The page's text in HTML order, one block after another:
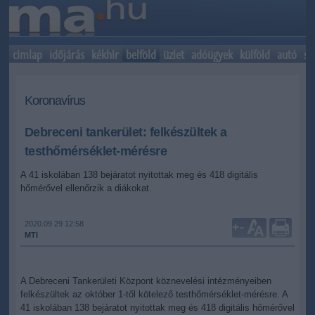
címlap időjárás kékhír belföld üzlet adóügyek külföld autó
Koronavírus
Debreceni tankerület: felkészültek a
testhőmérséklet-mérésre
A 41 iskolában 138 bejáratot nyitottak meg és 418 digitális
hőmérővel ellenőrzik a diákokat.
2020.09.29 12:58
MTI
+-
A Debreceni Tankerületi Központ köznevelési intézményeiben
felkészültek az október 1-től kötelező testhőmérséklet-mérésre. A
41 iskolában 138 bejáratot nyitottak meg és 418 digitális hőmérővel